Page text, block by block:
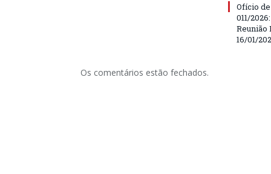
Ofício
011/
Reunião
16/01/
Os comentários estão fechados.